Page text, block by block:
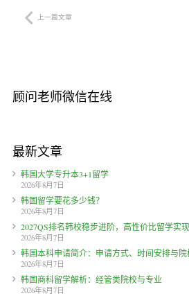
上一篇文章
顾问老师微信在线
最新文章
韩国大学专升本3+1留学
2026年8月7日
韩国留学要花多少钱？
2026年8月7日
2027QS排名韩校稳步进阶，高性价比留学实
2026年8月7日
韩国本科申请简介：申请方式、时间安排与
2026年8月7日
韩国商科留学解析：经管类院校与专业
2026年8月7日